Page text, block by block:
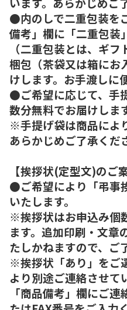
●内のしで二重包装を
備考」欄に「二重包装
（二重包装とは、ギ
梱包（茶袋又は箱にお
けします。お手渡しに
●ご希望に応じて、手
数分無料でお届けしま
※手提げ袋は商品によ
あらかじめご了承くだ
【挨拶状(定型文)のご
●ご希望により「弔事
いたします。
※挨拶状はお申込み個
ます。追加印刷・文章
たしかねますので、ご
※挨拶状「あり」をご
より別途ご連絡させて
「商品備考」欄にご